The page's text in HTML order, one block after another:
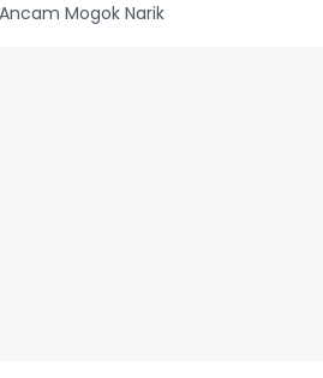
Mogok Narik